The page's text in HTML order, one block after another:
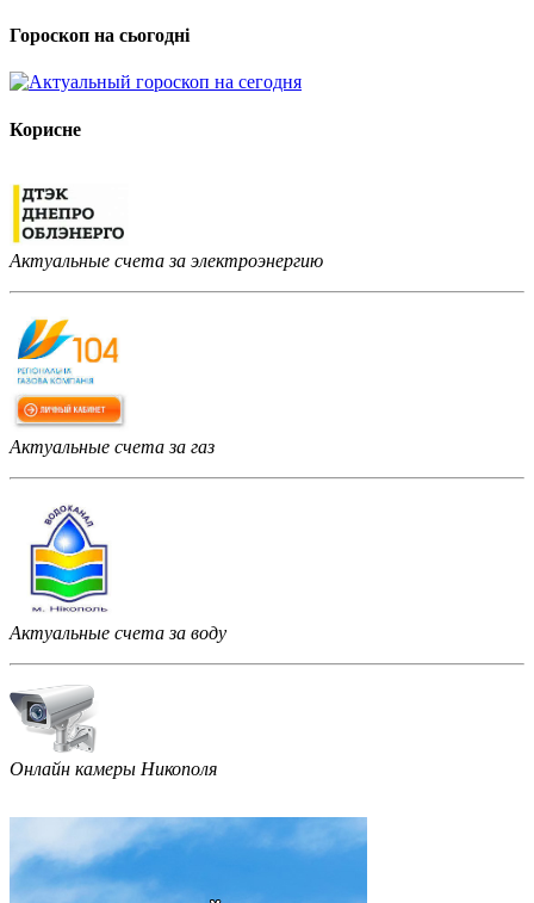
Гороскоп на сьогодні
Корисне
Актуальные счета за электроэнергию
Актуальные счета за газ
Актуальные счета за воду
Онлайн камеры Никополя